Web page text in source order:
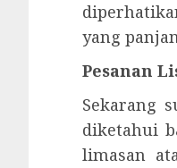
yang
Pesanan
Sekarang
diketahui
limasan